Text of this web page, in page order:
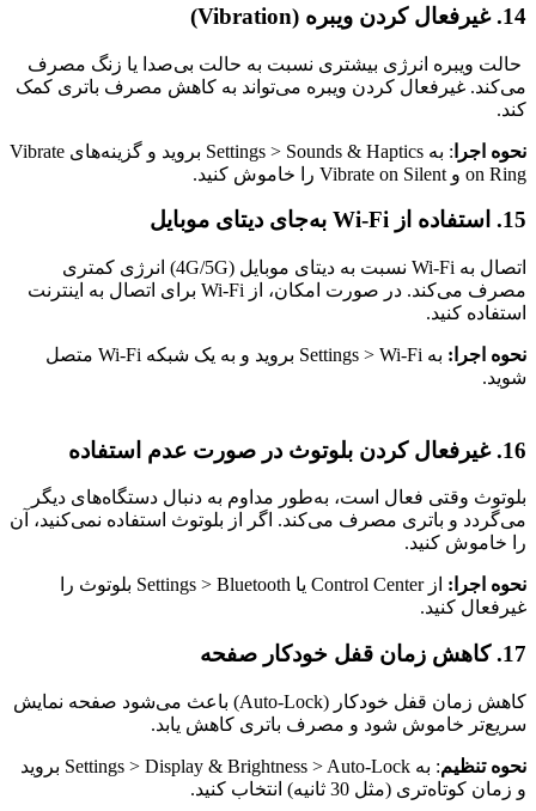
14. غیرفعال کردن ویبره (Vibration)
حالت ویبره انرژی بیشتری نسبت به حالت بی‌صدا یا زنگ مصرف
می‌کند. غیرفعال کردن ویبره می‌تواند به کاهش مصرف باتری کمک
کند.
نحوه اجرا
: به Settings > Sounds & Haptics بروید و گزینه‌های Vibrate
on Ring و Vibrate on Silent را خاموش کنید.
15. استفاده از Wi-Fi به‌جای دیتای موبایل
اتصال به Wi-Fi نسبت به دیتای موبایل (4G/5G) انرژی کمتری
مصرف می‌کند. در صورت امکان، از Wi-Fi برای اتصال به اینترنت
استفاده کنید.
نحوه اجرا:
به Settings > Wi-Fi بروید و به یک شبکه Wi-Fi متصل
شوید.
16. غیرفعال کردن بلوتوث در صورت عدم استفاده
بلوتوث وقتی فعال است، به‌طور مداوم به دنبال دستگاه‌های دیگر
می‌گردد و باتری مصرف می‌کند. اگر از بلوتوث استفاده نمی‌کنید، آن
را خاموش کنید.
نحوه اجرا:
از Control Center یا Settings > Bluetooth بلوتوث را
غیرفعال کنید.
17. کاهش زمان قفل خودکار صفحه
کاهش زمان قفل خودکار (Auto-Lock) باعث می‌شود صفحه نمایش
سریع‌تر خاموش شود و مصرف باتری کاهش یابد.
نحوه تنظیم
: به Settings > Display & Brightness > Auto-Lock بروید
و زمان کوتاه‌تری (مثل 30 ثانیه) انتخاب کنید.